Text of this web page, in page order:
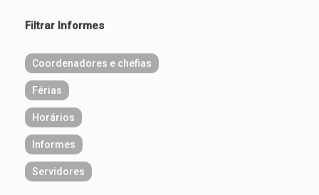
Filtrar Informes
Coordenadores e chefias
Férias
Horários
Informes
Servidores